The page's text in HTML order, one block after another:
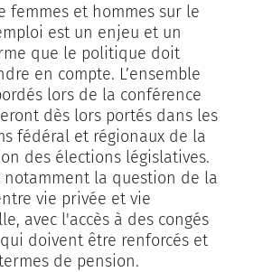
femmes et hommes sur le
est un enjeu et un
que le politique doit
en compte. L’ensemble
lors de la conférence
dès lors portés dans les
fédéral et régionaux de la
des élections législatives.
notamment la question de la
vie privée et vie
avec l'accès à des congés
doivent être renforcés et
de pension.